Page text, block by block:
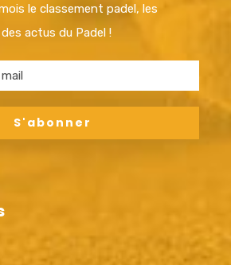
le classement padel, les
actus du Padel !